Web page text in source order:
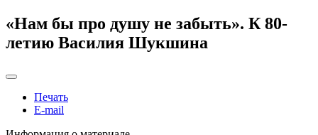
«Нам бы про душу не забыть». К 80-
летию Василия Шукшина
Печать
E-mail